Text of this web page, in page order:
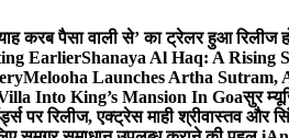
करब पैसा वाली से’ का ट्रेलर हुआ रिलीज
EarlierShanaya Al Haq: A Rising
Melooha Launches Artha Sutram,
Into King’s Mansion In Goaसुर
पर रिलीज, एक्ट्रेस माही श्रीवास्तव और